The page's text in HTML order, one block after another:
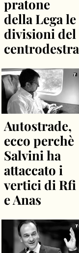
pratone
della Lega le
divisioni del
centrodestra
Autostrade,
ecco perchè
Salvini ha
attaccato i
vertici di Rfi
e Anas